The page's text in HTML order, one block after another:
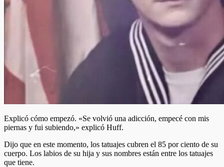
Explicó cómo empezó. «Se volvió una adicción, empecé con mis
piernas y fui subiendo,» explicó Huff.
Dijo que en este momento, los tatuajes cubren el 85 por ciento de su
cuerpo. Los labios de su hija y sus nombres están entre los tatuajes
que tiene.